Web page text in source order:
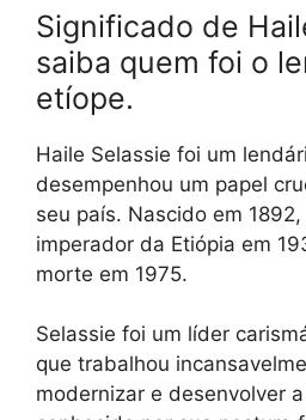
Significado de
saiba quem foi o
etíope.
Haile Selassie foi um
desempenhou um papel
seu país. Nascido em
imperador da Etiópia em
morte em 1975.
Selassie foi um líder
que trabalhou
modernizar e desenvolver